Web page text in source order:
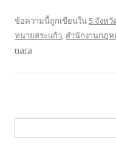
e
b
itt
er
ar
e
ข้อความนี้ถูกเขียนใน5.จังหวั
ทนายสระแก้ว, สำนักงานกฎ
nara
น